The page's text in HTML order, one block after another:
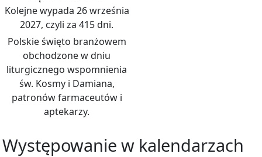
Kolejne wypada 26 września
2027, czyli za 415 dni.
Polskie święto branżowem
obchodzone w dniu
liturgicznego wspomnienia
św. Kosmy i Damiana,
patronów farmaceutów i
aptekarzy.
Występowanie w kalendarzach